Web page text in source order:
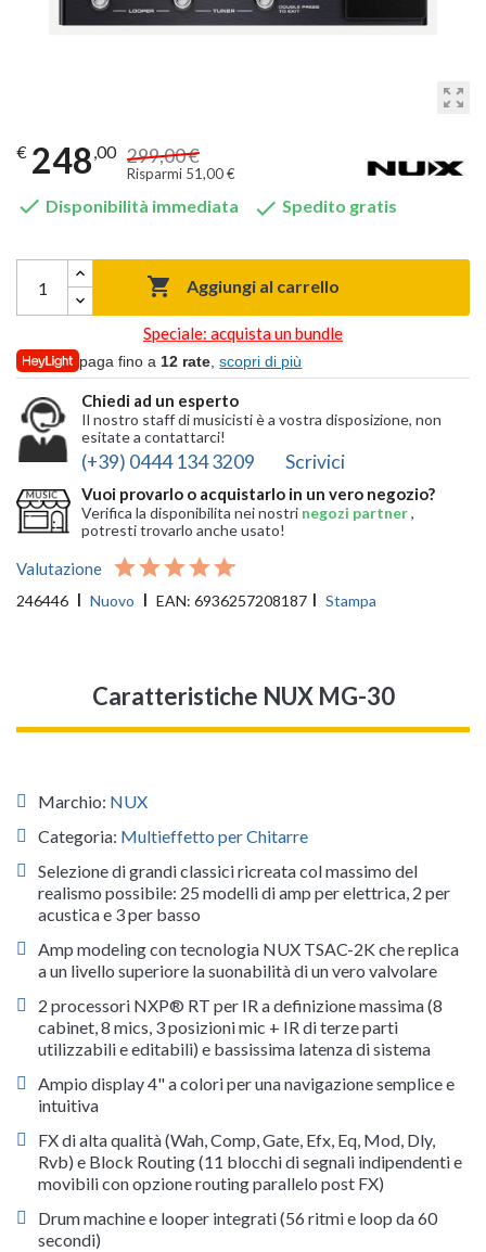
zoom_out_map
€ 248,00 299,00 €
Risparmi 51,00 €
 Disponibilità immediata  Spedito gratis
 Aggiungi al carrello
Speciale: acquista un bundle
paga fino a 12 rate ,scopri di più
Chiedi ad un esperto
Il nostro staff di musicisti è a vostra disposizione, non
esitate a contattarci!
(+39) 0444 134 3209 Scrivici
Vuoi provarlo o acquistarlo in un vero negozio?
Verifica la disponibilita nei nostri negozi partner,
potresti trovarlo anche usato!
Valutazione
246446 Nuovo EAN: 6936257208187 Stampa
Caratteristiche NUX MG-30
Marchio: NUX
Categoria: Multieffetto per Chitarre
Selezione di grandi classici ricreata col massimo del
realismo possibile: 25 modelli di amp per elettrica, 2 per
acustica e 3 per basso
Amp modeling con tecnologia NUX TSAC-2K che replica
a un livello superiore la suonabilità di un vero valvolare
2 processori NXP® RT per IR a definizione massima (8
cabinet, 8 mics, 3 posizioni mic + IR di terze parti
utilizzabili e editabili) e bassissima latenza di sistema
Ampio display 4" a colori per una navigazione semplice e
intuitiva
FX di alta qualità (Wah, Comp, Gate, Efx, Eq, Mod, Dly,
Rvb) e Block Routing (11 blocchi di segnali indipendenti e
movibili con opzione routing parallelo post FX)
Drum machine e looper integrati (56 ritmi e loop da 60
secondi)